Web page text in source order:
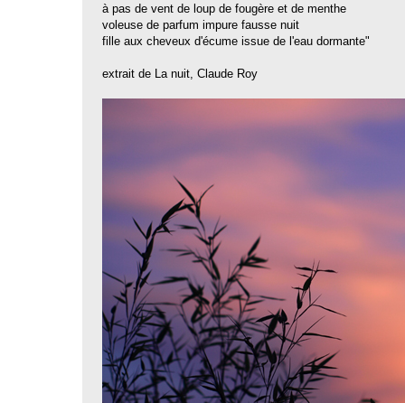
à pas de vent de loup de fougère et de menthe
voleuse de parfum impure fausse nuit
fille aux cheveux d'écume issue de l'eau dormante"
extrait de La nuit, Claude Roy